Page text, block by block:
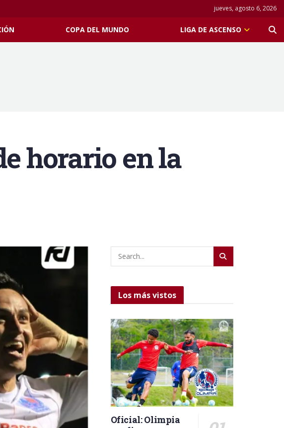
jueves, agosto 6, 2026
COPA DEL MUNDO LIGA DE ASCENSO
horario en la
Los más vistos
Oficial: Olimpia